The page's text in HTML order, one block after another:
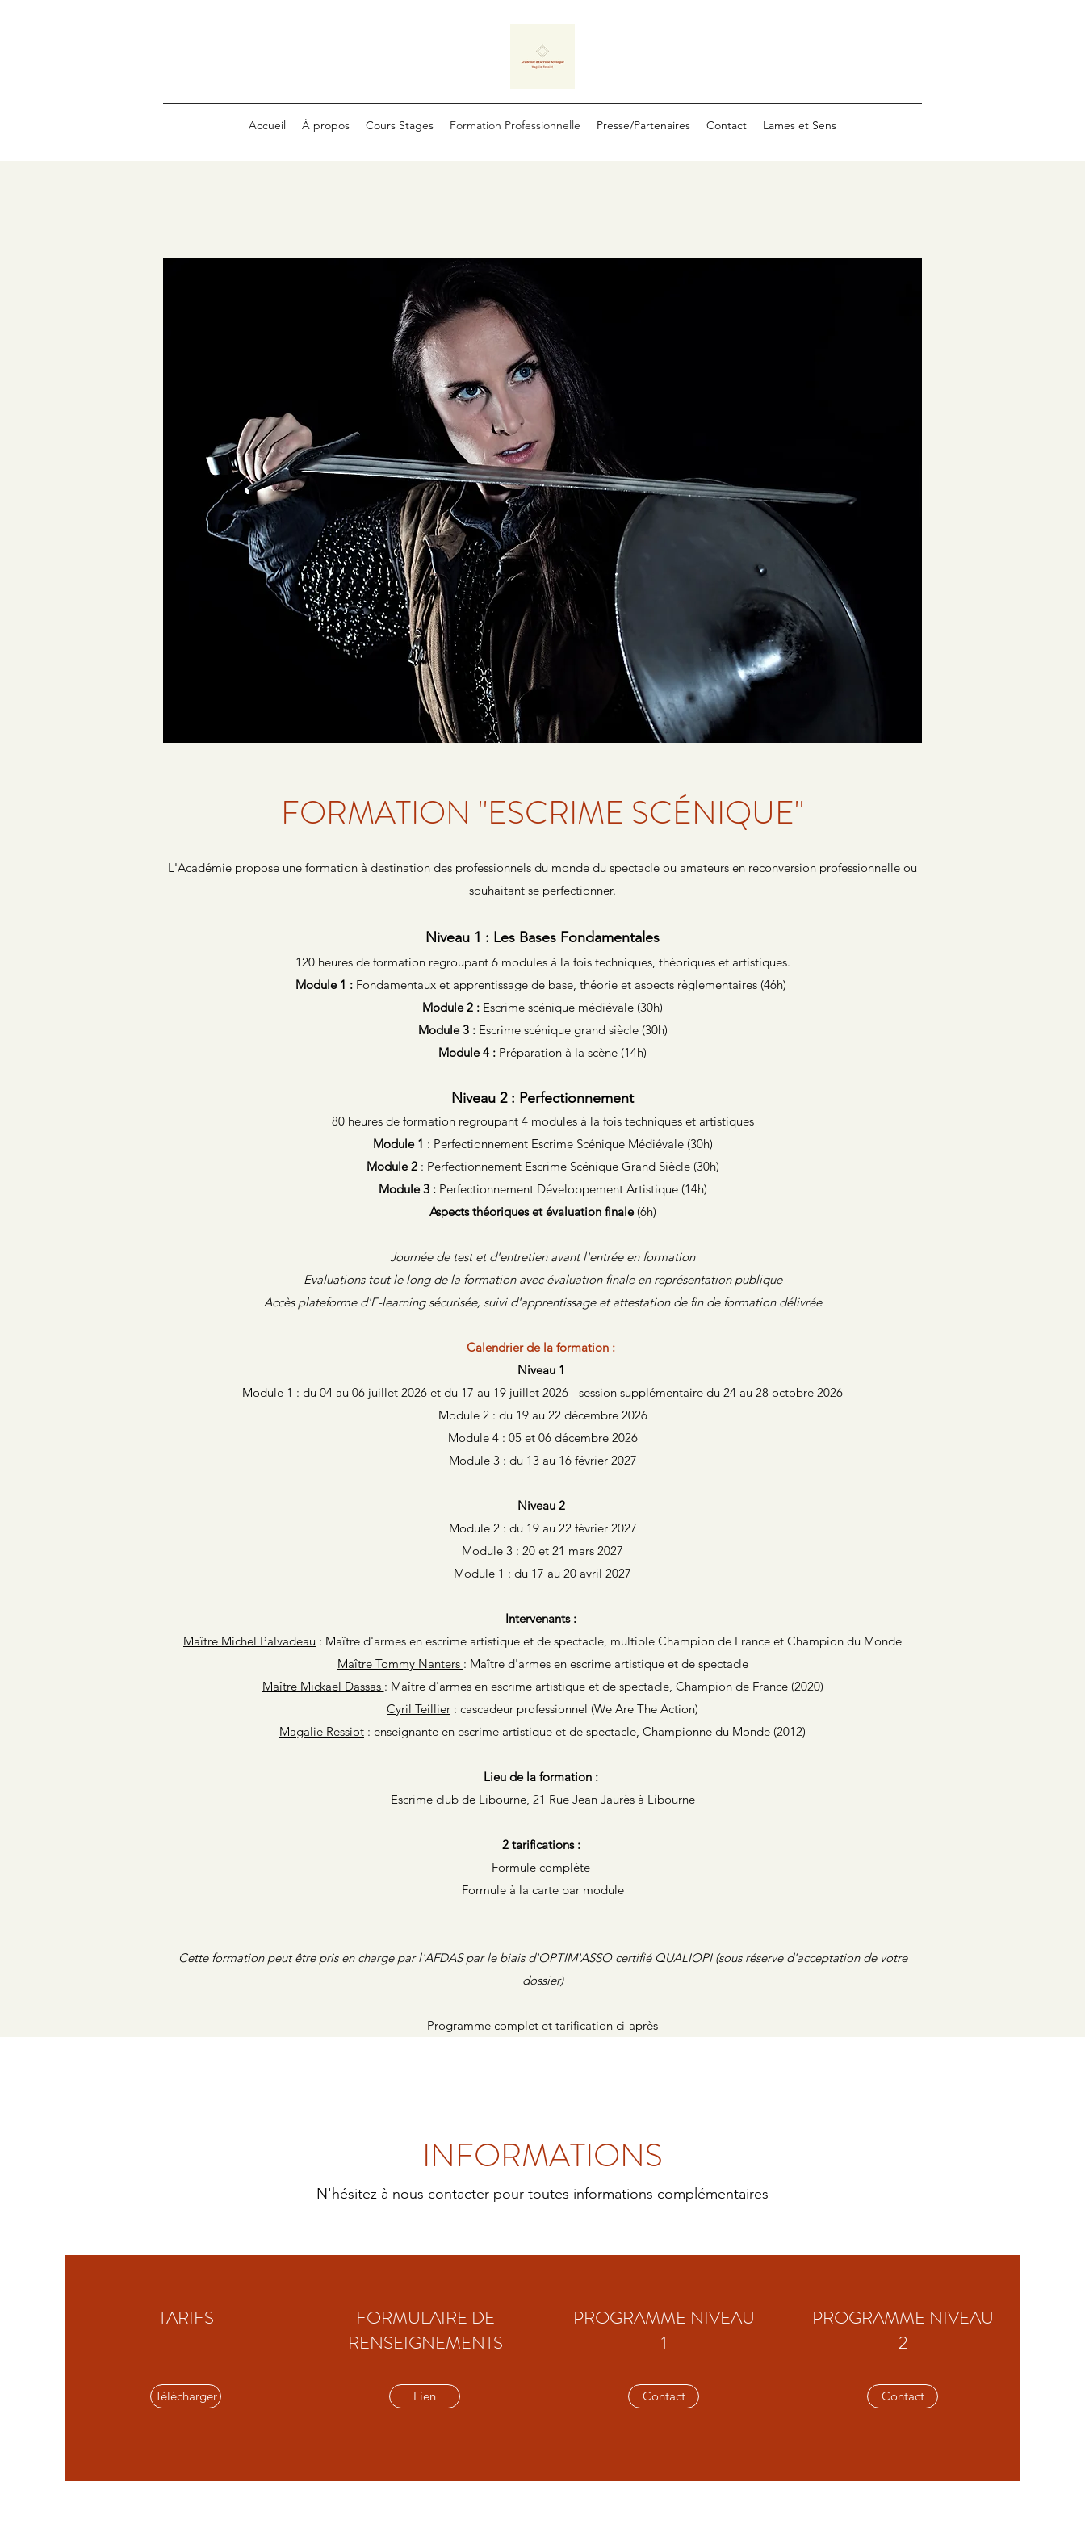
Accueil À propos Cours Stages Formation Professionnelle Presse/Partenaires Contact Lames et Sens
FORMATION "ESCRIME SCÉNIQUE"
L'Académie propose une formation à destination des professionnels du monde du spectacle ou amateurs en reconversion professionnelle ou
souhaitant se perfectionner.
Niveau 1 : Les Bases Fondamentales​
120 heures de formation regroupant 6 modules à la fois techniques, théoriques et artistiques.
Module 1 : Fondamentaux et apprentissage de base, théorie et aspects règlementaires (46h)
Module 2 : Escrime scénique médiévale (30h)
Module 3 :Escrime scénique grand siècle (30h)
Module 4 : Préparation à la scène (14h)
Niveau 2 : Perfectionnement
80 heures de formation regroupant 4 modules à la fois techniques et artistiques
Module 1 : Perfectionnement Escrime Scénique Médiévale (30h)
Module 2: Perfectionnement Escrime Scénique Grand Siècle (30h)
Module 3 :Perfectionnement Développement Artistique (14h)
Aspects théoriques et évaluation finale(6h)
Journée de test et d'entretien avant l'entrée en formation
Evaluations tout le long de la formation avec évaluation finale en représentation publique
Accès plateforme d'E-learning sécurisée, suivi d'apprentissage et attestation de fin de formation délivrée
Calendrier de la formation :
Niveau 1
Module 1 : du 04 au 06 juillet 2026 et du 17 au 19 juillet 2026 - session supplémentaire du 24 au 28 octobre 2026
Module 2 : du 19 au 22 décembre 2026
Module 4 : 05 et 06 décembre 2026
Module 3 : du 13 au 16 février 2027
Niveau 2
Module 2 : du 19 au 22 février 2027
Module 3 : 20 et 21 mars 2027
Module 1 : du 17 au 20 avril 2027
Intervenants :
Maître Michel Palvadeau : Maître d'armes en escrime artistique et de spectacle, multiple Champion de France et Champion du Monde
Maître Tommy Nanters : Maître d'armes en escrime artistique et de spectacle
Maître Mickael Dassas : Maître d'armes en escrime artistique et de spectacle, Champion de France (2020)
Cyril Teillier : cascadeur professionnel (We Are The Action)
Magalie Ressiot : enseignante en escrime artistique et de spectacle, Championne du Monde (2012)
Lieu de la formation :
Escrime club de Libourne, 21 Rue Jean Jaurès à Libourne
2 tarifications :
Formule complète
Formule à la carte par module
Cette formation peut être pris en charge par l'AFDAS par le biais d'OPTIM'ASSO certifié QUALIOPI (sous réserve d'acceptation de votre
dossier)
Programme complet et tarification ci-après
INFORMATIONS
N'hésitez à nous contacter pour toutes informations complémentaires
TARIFS
Télécharger
FORMULAIRE DE
RENSEIGNEMENTS
Lien
PROGRAMME NIVEAU
1
Contact
PROGRAMME NIVEAU
2
Contact